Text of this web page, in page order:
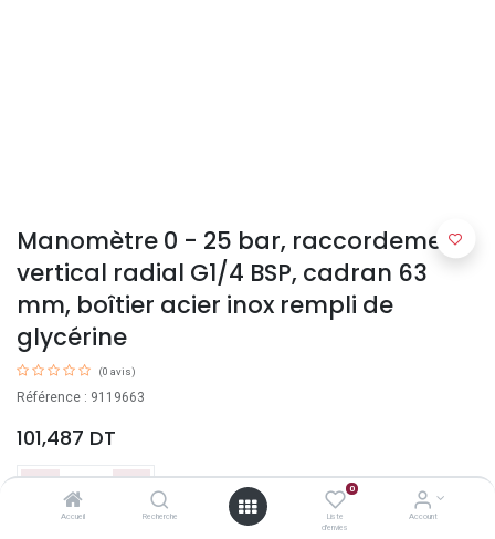
Accueil Recherche
0
Liste
d'envies
Account
Manomètre 0 - 25 bar, raccordement
vertical radial G1/4 BSP, cadran 63
mm, boîtier acier inox rempli de
glycérine
(0 avis)
Référence : 9119663
101,487 DT